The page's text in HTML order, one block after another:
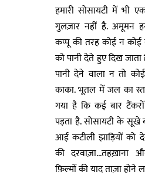
हमारी सोसायटी में भी
गुलज़ार नहीं है. अमूमन
कप्पू की तरह कोई न कोई
को पानी देते हुए दिख
पानी देने वाला न तो
काका. भूतल में जल का
गया है कि कई बार
पड़ता है. सोसायटी के सूखे
आई कटीली झाड़ियों को
की दरवाज़ा...तहख़ाना
फ़िल्मों की याद ताज़ा होने